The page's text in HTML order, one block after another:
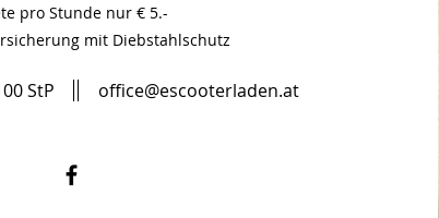
pro Stunde nur € 5.-
mit Diebstahlschutz
StP office@escooterladen.at